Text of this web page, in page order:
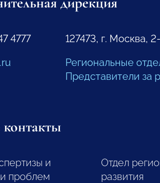
4777
127473, г. Москва,
Региональные
Представители за
и
проблем
Отдел
развития